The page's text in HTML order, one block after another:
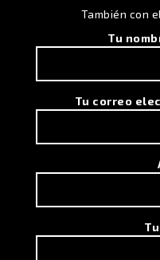
También con
Tu
Tu correo